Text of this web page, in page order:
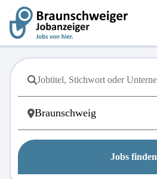
Jobs finden